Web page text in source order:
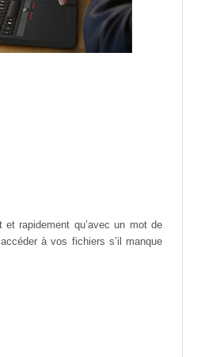
rapidement qu’avec un mot de
à vos fichiers s’il manque